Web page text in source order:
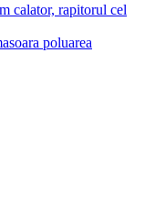
calator, rapitorul cel
poluarea